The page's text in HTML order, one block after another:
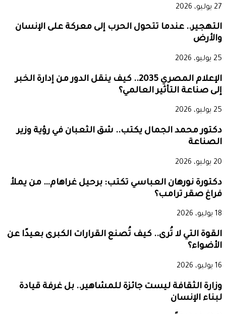
27 يوليو، 2026
التهجير.. عندما تتحول الحرب إلى معركة على الإنسان
والأرض
25 يوليو، 2026
الإعلام المصري 2035.. كيف ينقل الدور من إدارة الخبر
إلى صناعة التأثير العالمي؟
25 يوليو، 2026
دكتور محمد الجمال يكتب.. شق الثعبان في رؤية وزير
الصناعة
20 يوليو، 2026
دكتورة نورهان العباسي تكتب: برحيل غراهام… من يملأ
فراغ صقر ترامب؟
18 يوليو، 2026
القوة التي لا تُرى.. كيف تُصنع القرارات الكبرى بعيدًا عن
الأضواء؟
16 يوليو، 2026
وزارة الثقافة ليست جائزة للمشاهير.. بل غرفة قيادة
لبناء الإنسان